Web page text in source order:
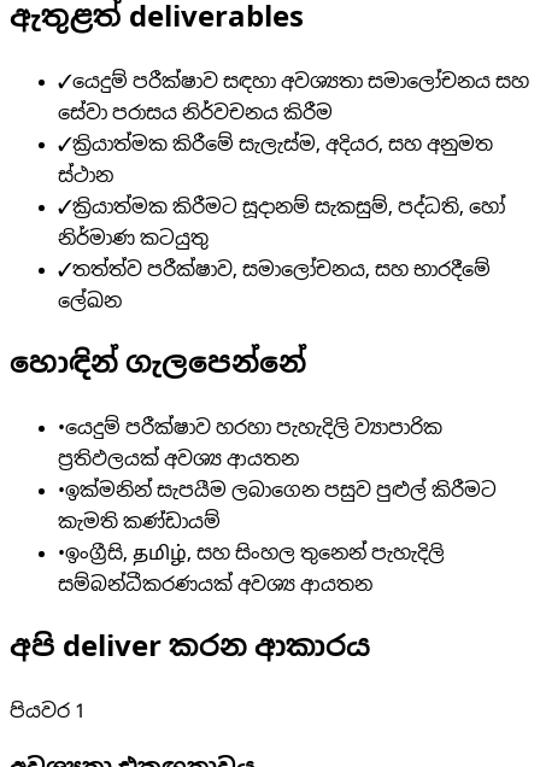
ඇතුළත් deliverables
✓යෙදුම් පරීක්ෂාව සඳහා අවශ්‍යතා සමාලෝචනය සහ
සේවා පරාසය නිර්වචනය කිරීම
✓ක්‍රියාත්මක කිරීමේ සැලැස්ම, අදියර, සහ අනුමත
ස්ථාන
✓ක්‍රියාත්මක කිරීමට සූදානම් සැකසුම්, පද්ධති, හෝ
නිර්මාණ කටයුතු
✓තත්ත්ව පරීක්ෂාව, සමාලෝචනය, සහ භාරදීමේ
ලේඛන
හොඳින් ගැලපෙන්නේ
•යෙදුම් පරීක්ෂාව හරහා පැහැදිලි ව්‍යාපාරික
ප්‍රතිඵලයක් අවශ්‍ය ආයතන
•ඉක්මනින් සැපයීම ලබාගෙන පසුව පුළුල් කිරීමට
කැමති කණ්ඩායම්
•ඉංග්‍රීසි, தமிழ், සහ සිංහල තුනෙන් පැහැදිලි
සම්බන්ධීකරණයක් අවශ්‍ය ආයතන
අපි deliver කරන ආකාරය
පියවර 1